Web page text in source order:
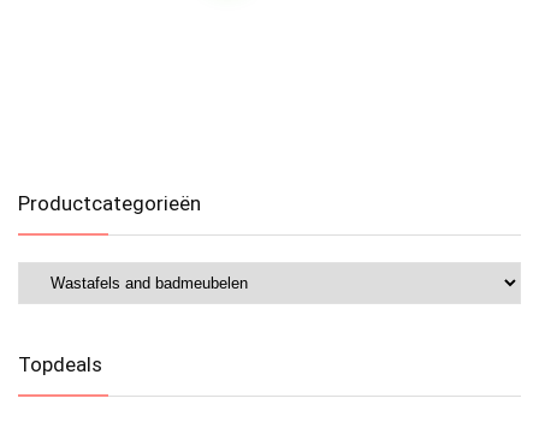
Productcategorieën
Topdeals